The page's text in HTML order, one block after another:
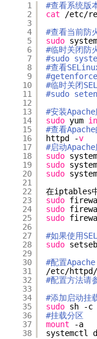
1
2
3
4
5
6
7
8
9
10
11
12
13
14
15
16
17
18
19
20
21
22
23
24
25
26
27
28
29
30
31
32
33
34
35
36
37
38
#查看系统版
cat
/etc/
#查看当前防
sudo
#临时关闭防
#sudo
#查看
#getenforce
#临时关闭
#sudo
#安装Apache
sudo yum
#查看
httpd -v
#启动
sudo
sudo
sudo
在iptables
sudo
sudo
sudo
#如果使用
sudo
#配置Apache
/etc/
#配置方法请
#添加启动挂
sudo sh -c
#挂载分区
mount
-a
systemctl